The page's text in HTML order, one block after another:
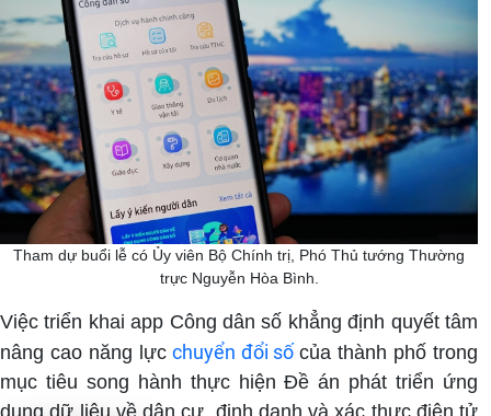
Tham dự buổi lễ có Ủy viên Bộ Chính trị, Phó Thủ tướng Thường
trực Nguyễn Hòa Bình.
Việc triển khai app Công dân số khẳng định quyết tâm
nâng cao năng lực chuyển đổi số của thành phố trong
mục tiêu song hành thực hiện Đề án phát triển ứng
dụng dữ liệu về dân cư, định danh và xác thực điện tử